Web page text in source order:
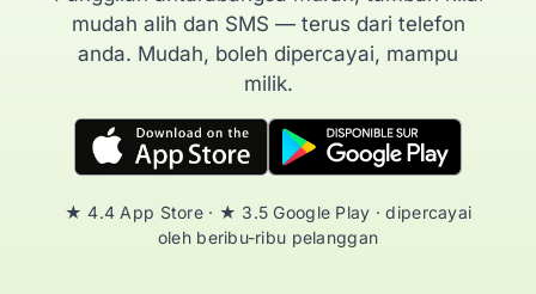
mudah alih dan SMS — terus dari telefon
anda. Mudah, boleh dipercayai, mampu
milik.
★ 4.4 App Store · ★ 3.5 Google Play · dipercayai
oleh beribu-ribu pelanggan